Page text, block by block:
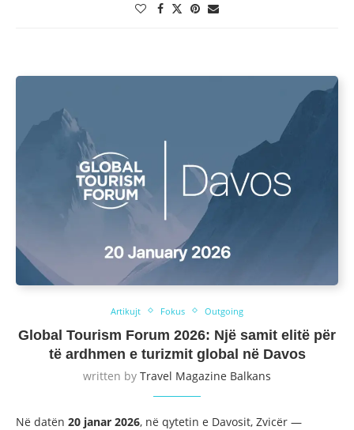
Artikujt Fokus Outgoing
Global Tourism Forum 2026: Një samit elitë për
të ardhmen e turizmit global në Davos
written by Travel Magazine Balkans
Në datën 20 janar 2026, në qytetin e Davosit, Zvicër —